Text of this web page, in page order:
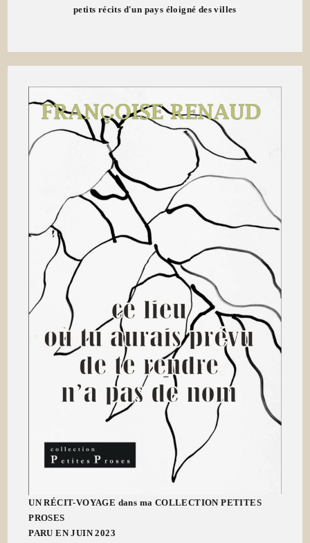
petits récits d'un pays éloigné des villes
UN RÉCIT-VOYAGE dans ma COLLECTION PETITES
PROSES
PARU EN JUIN 2023